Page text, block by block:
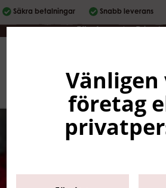
Säkra betalningar Snabb leverans
Företag |
Vänligen
företag